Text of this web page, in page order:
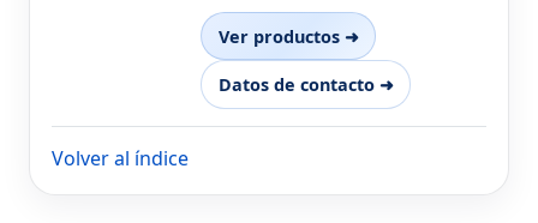
Ver productos ➜
Datos de contacto ➜
Volver al índice